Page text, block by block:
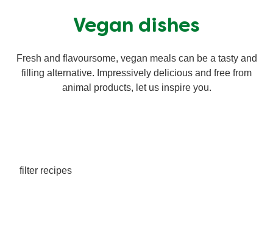
Vegan dishes
Fresh and flavoursome, vegan meals can be a tasty and
filling alternative. Impressively delicious and free from
animal products, let us inspire you.
filter recipes